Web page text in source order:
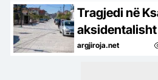
Tragjedi në
vajzën e tij,
argjiroja.net